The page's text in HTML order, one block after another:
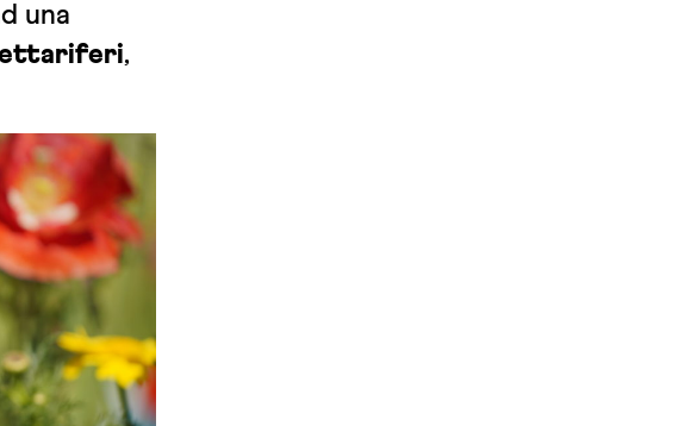
una
,